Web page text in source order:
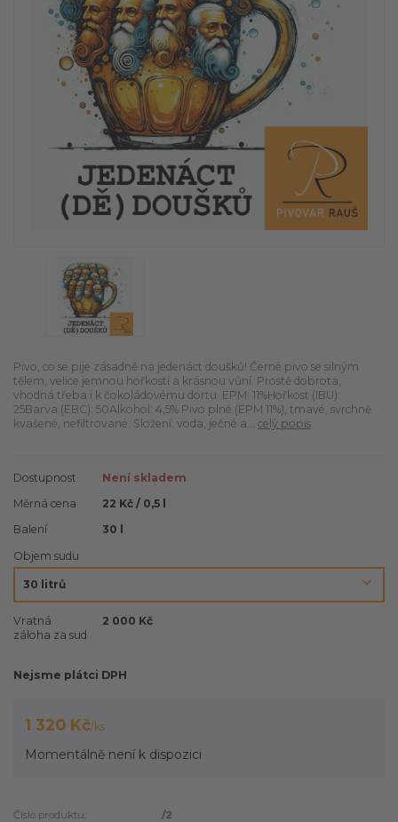
Pivo, co se pije zásadně na jedenáct doušků! Černé pivo se silným
tělem, velice jemnou hořkostí a krásnou vůní. Prostě dobrota,
vhodná třeba i k čokoládovému dortu. EPM: 11%Hořkost (IBU):
25Barva (EBC): 50Alkohol: 4,5% Pivo plné (EPM 11%), tmavé, svrchně
kvašené, nefiltrované. Složení: voda, ječné a... celý popis
Dostupnost
Není skladem
Měrná cena
22 Kč / 0,5 l
Balení
30 l
Objem sudu
Vratná
záloha za sud
2 000 Kč
Nejsme plátci DPH
1 320 Kč/ks
Momentálně není k dispozici
Číslo produktu: /2